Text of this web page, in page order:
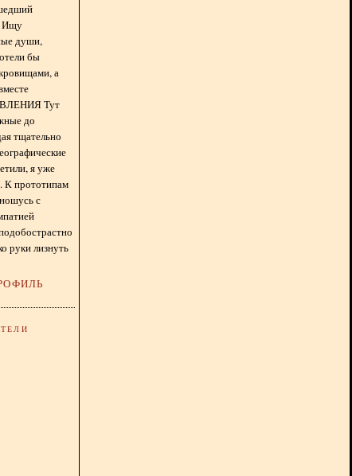
Ищу
души,
бы
а
Тут
до
тщательно
я уже
К прототипам
с
руки лизнуть